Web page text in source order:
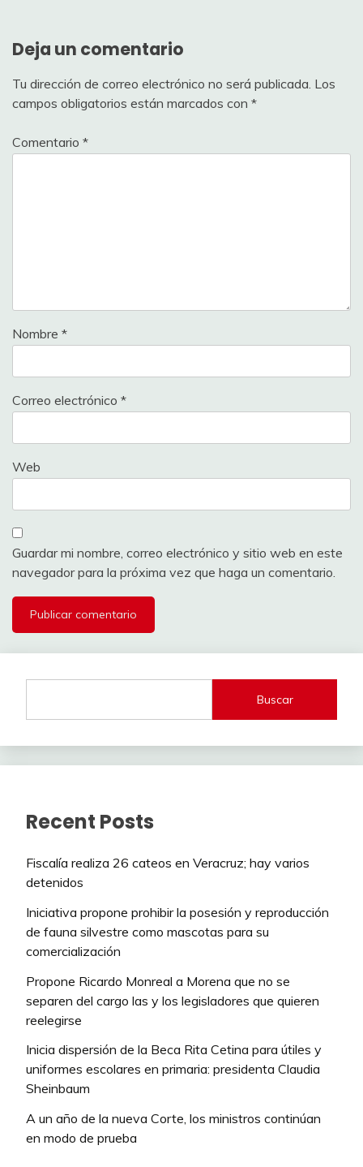
Deja un comentario
Tu dirección de correo electrónico no será publicada. Los
campos obligatorios están marcados con *
Comentario *
Nombre *
Correo electrónico *
Web
Guardar mi nombre, correo electrónico y sitio web en este
navegador para la próxima vez que haga un comentario.
Buscar
Recent Posts
Fiscalía realiza 26 cateos en Veracruz; hay varios
detenidos
Iniciativa propone prohibir la posesión y reproducción
de fauna silvestre como mascotas para su
comercialización
Propone Ricardo Monreal a Morena que no se
separen del cargo las y los legisladores que quieren
reelegirse
Inicia dispersión de la Beca Rita Cetina para útiles y
uniformes escolares en primaria: presidenta Claudia
Sheinbaum
A un año de la nueva Corte, los ministros continúan
en modo de prueba